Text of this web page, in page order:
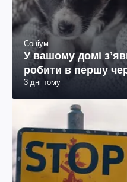
Соціум
У вашому домі
робити в першу
3 дні тому